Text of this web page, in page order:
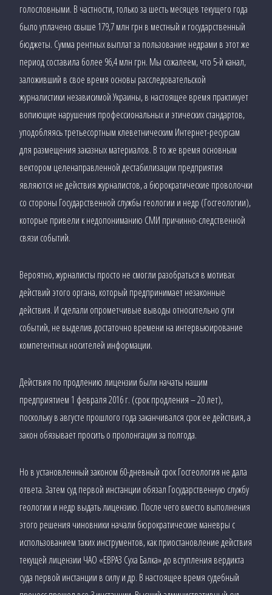
голословными. В частности, только за шесть месяцев текущего года
было уплачено свыше 179,7 млн грн в местный и государственный
бюджеты. Сумма рентных выплат за пользование недрами в этот же
период составила более 96,4 млн грн. Мы сожалеем, что 5-й канал,
заложивший в свое время основы расследовательской
журналистики независимой Украины, в настоящее время практикует
вопиющие нарушения профессиональных и этических стандартов,
уподобляясь третьесортным клеветническим Интернет-ресурсам
для размещения заказных материалов. В то же время основным
вектором целенаправленной дестабилизации предприятия
являются не действия журналистов, а бюрократические проволочки
со стороны Государственной службы геологии и недр (Госгеологии),
которые привели к недопониманию СМИ причинно-следственной
связи событий.
Вероятно, журналисты просто не смогли разобраться в мотивах
действий этого органа, который предпринимает незаконные
действия. И сделали опрометчивые выводы относительно сути
событий, не выделив достаточно времени на интервьюирование
компетентных носителей информации.
Действия по продлению лицензии были начаты нашим
предприятием 1 февраля 2016 г. (срок продления – 20 лет),
поскольку в августе прошлого года заканчивался срок ее действия, а
закон обязывает просить о пролонгации за полгода.
Но в установленный законом 60-дневный срок Госгеология не дала
ответа. Затем суд первой инстанции обязал Государственную службу
геологии и недр выдать лицензию. После чего вместо выполнения
этого решения чиновники начали бюрократические маневры с
использованием таких инструментов, как приостановление действия
текущей лицензии ЧАО «ЕВРАЗ Суха Балка» до вступления вердикта
суда первой инстанции в силу и др. В настоящее время судебный